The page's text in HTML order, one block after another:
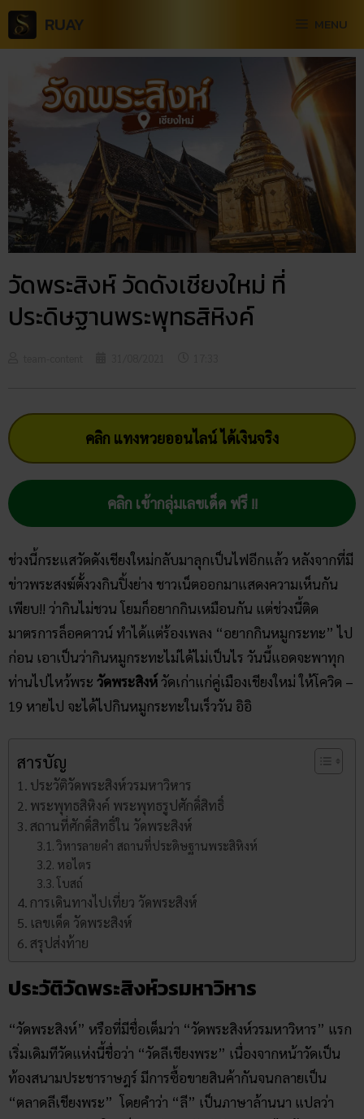
RUAY MENU
วัดพระสิงห์ วัดดังเชียงใหม่ ที่
ประดิษฐานพระพุทธสิหิงค์
คลิก แทงหวยออนไลน์ ได้เงินจริง
คลิก เข้ากลุ่มเลขเด็ด ฟรี !!
ช่วงนี้กระแสวัดดังเชียงใหม่กลับมาลุกเป็นไฟอีกแล้ว หลังจากที่มี
ข่าวพระสงฆ์ตั้งวงกินปิ้งย่าง ชาวเน็ตออกมาแสดงความเห็นกัน
เพียบ!! ว่ากินไม่ชวน โยมก็อยากกินเหมือนกัน แต่ช่วงนี้ติด
มาตรการล็อคดาวน์ ทำได้แต่ร้องเพลง “อยากกินหมูกระทะ” ไป
ก่อน เอาเป็นว่ากินหมูกระทะไม่ได้ไม่เป็นไร วันนี้แอดจะพาทุก
ท่านไปไหว้พระ วัดพระสิงห์วัดเก่าแก่คู่เมืองเชียงใหม่ ให้โควิด –
19 หายไป จะได้ไปกินหมูกระทะในเร็ววัน อิอิ
สารบัญ
ประวัติวัดพระสิงห์วรมหาวิหาร
พระพุทธสิหิงค์ พระพุทธรูปศักดิ์สิทธิ์
สถานที่ศักดิ์สิทธิ์ใน วัดพระสิงห์
วิหารลายคำ สถานที่ประดิษฐานพระสิหิงห์
หอไตร
โบสถ์
การเดินทางไปเที่ยว วัดพระสิงห์
เลขเด็ด วัดพระสิงห์
สรุปส่งท้าย
ประวัติวัดพระสิงห์วรมหาวิหาร
“วัดพระสิงห์” หรือที่มีชื่อเต็มว่า “วัดพระสิงห์วรมหาวิหาร” แรก
เริ่มเดิมทีวัดแห่งนี้ชื่อว่า “วัดลีเชียงพระ” เนื่องจากหน้าวัดเป็น
ท้องสนามประชาราษฎร์ มีการซื้อขายสินค้ากันจนกลายเป็น
“ตลาดลีเชียงพระ” โดยคำว่า “ลี” เป็นภาษาล้านนา แปลว่า